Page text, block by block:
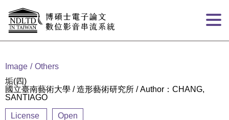
Image
Others
垢(四)
國立臺南藝術大學 / 造形藝術研究所 / Author：CHANG,
SANTIAGO
License Open